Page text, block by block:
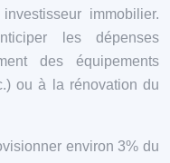
immobilier.
les dépenses
des équipements
ou à la rénovation du
environ 3% du